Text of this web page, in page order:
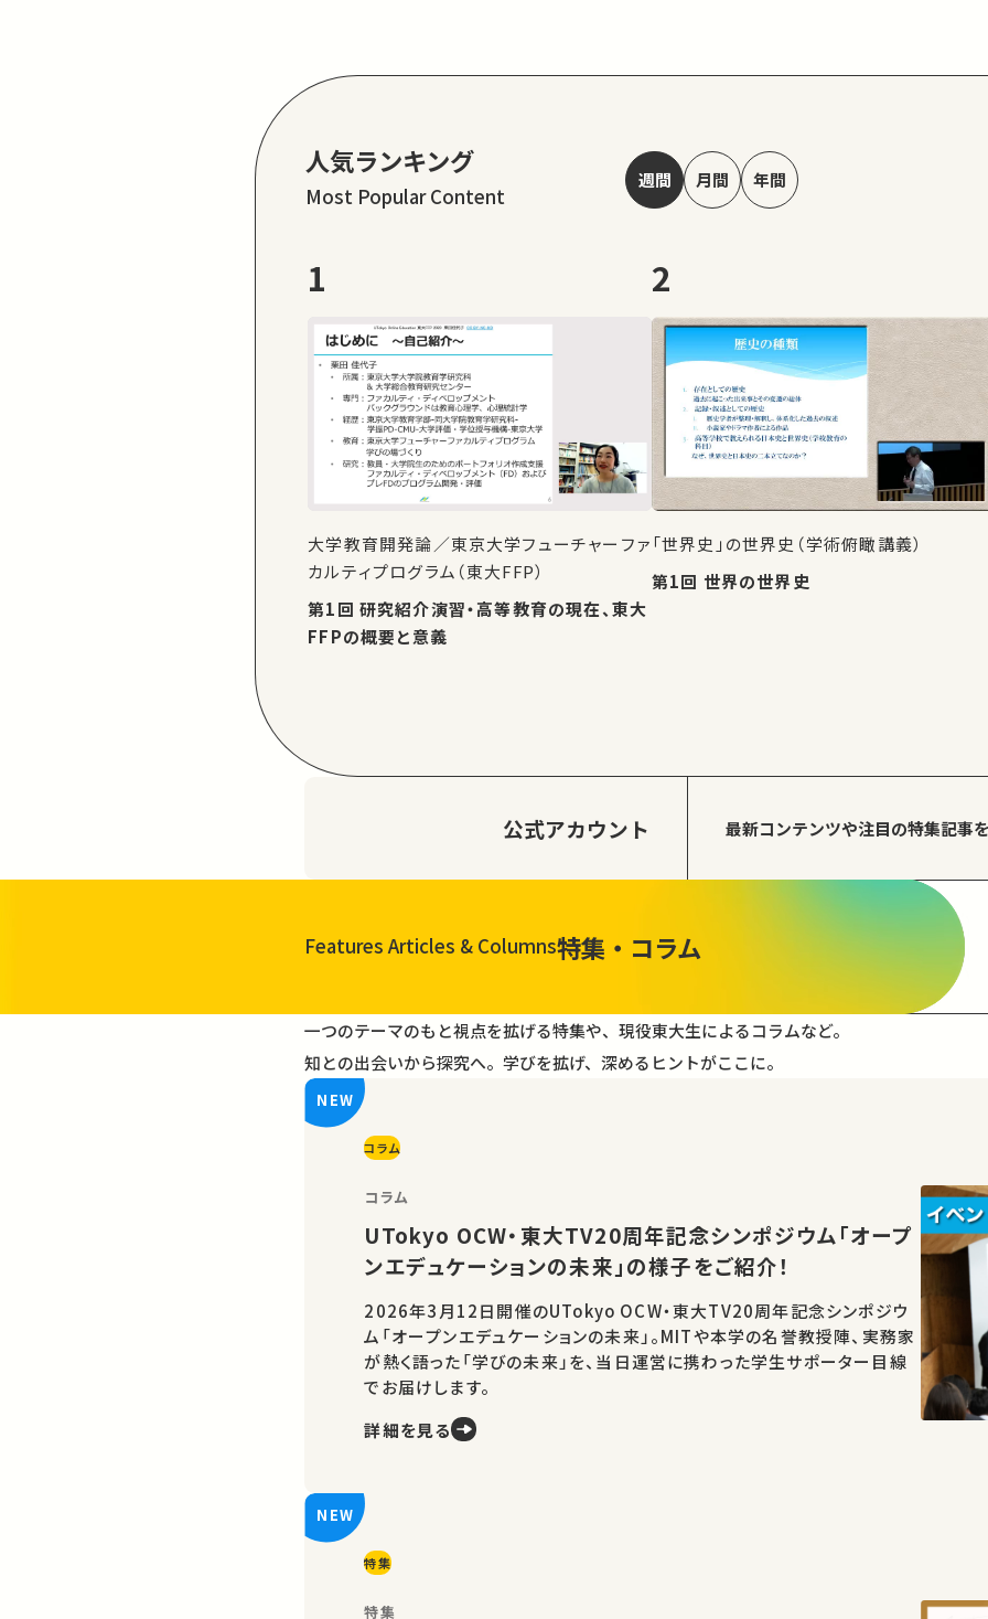
人気ランキング
Most Popular Content
週間 月間 年間
1
大学教育開発論／東京大学フューチャーファ
カルティプログラム（東大FFP）
第1回 研究紹介演習・高等教育の現在、東大
FFPの概要と意義
2
「世界史」の世界史（学術俯瞰講義）
第1回 世界の世界史
公式アカウント 最新コンテンツや注目の特集記事
Features Articles & Columns特集・コラム
一覧を見る
一つのテーマのもと視点を拡げる特集や、現役東大生によるコラムなど。
知との出会いから探究へ。学びを拡げ、深めるヒントがここに。
コラム
コラム
UTokyo OCW・東大TV20周年記念シンポジウム「オープ
ンエデュケーションの未来」の様子をご紹介！
2026年3月12日開催のUTokyo OCW・東大TV20周年記念シンポジウ
ム「オープンエデュケーションの未来」。MITや本学の名誉教授陣、実務家
が熱く語った「学びの未来」を、当日運営に携わった学生サポーター目線
でお届けします。
詳細を見る
特集
特集